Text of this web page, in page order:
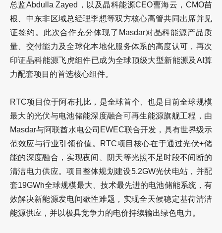
总监Abdulla Zayed，以及晶科能源CEO曹海云，CMO苗
根、中东非区域总经理李想等双方核心高管共同出席并见
证签约。此次合作充分体现了Masdar对晶科能源产品质
量、交付能力及全球化本地化服务体系的高度认可，再次
印证晶科能源飞虎组件已成为全球顶级大型新能源及AI算
力配套项目的首选核心组件。
RTC项目位于阿布扎比，是全球首个、也是目前全球规模
最大的光伏与电池储能深度融合可再生能源旗舰工程，由
Masdar与阿联酋水电公司EWEC联合开发，具有世界级示
范效应与行业引领价值。RTC项目核心在于通过光伏+储
能的深度融合，实现夜间、阴天等光照不足时段不间断的
清洁电力供应。项目整体规划建设5.2GW光伏电站，并配
套19GWh全球规模最大、技术最先进的电池储能系统，有
效解决新能源发电间歇性难题，实现全天候稳定基荷清洁
能源供应，并以极具竞争力的电价持续输出绿色电力。